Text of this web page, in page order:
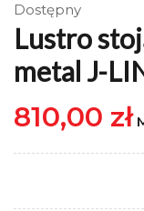
Dostępny
Lustro
metal J-
810,00 zł